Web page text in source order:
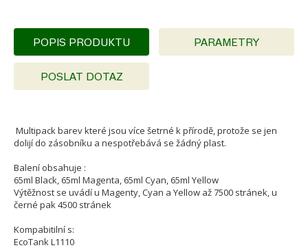
POPIS PRODUKTU PARAMETRY
POSLAT DOTAZ
Multipack barev které jsou více šetrné k přírodě, protože se jen
dolijí do zásobníku a nespotřebává se žádný plast.
Balení obsahuje :
65ml Black, 65ml Magenta, 65ml Cyan, 65ml Yellow
Výtěžnost se uvádí u Magenty, Cyan a Yellow až 7500 stránek, u
černé pak 4500 stránek
Kompabitilní s:
EcoTank L1110